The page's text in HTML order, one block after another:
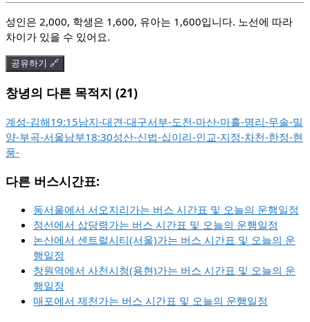
성인은 2,000, 학생은 1,600, 유아는 1,600입니다. 노선에 따라
차이가 있을 수 있어요.
공유하기 🔗
창녕의 다른 목적지 (21)
계성-김해19:15남지-대견-대구서부-도천-마산-마흘-명리-무솔-밀
양-부곡-서울남부18:30성산-신법-십이리-인교-지정-차천-한정-현
풍-
다른 버스시간표:
동서울에서 서오지리가는 버스 시간표 및 오늘의 운행일정
정선에서 삽당령가는 버스 시간표 및 오늘의 운행일정
논산에서 센트럴시티(서울)가는 버스 시간표 및 오늘의 운
행일정
창원역에서 사천시청(용현)가는 버스 시간표 및 오늘의 운
행일정
매포에서 제천가는 버스 시간표 및 오늘의 운행일정